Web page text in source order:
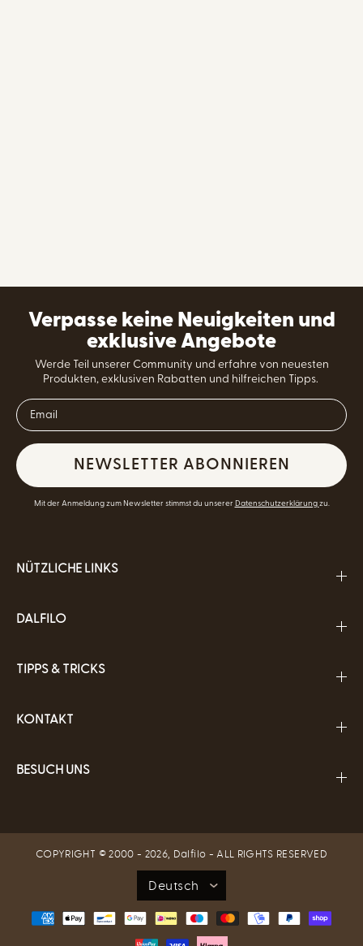
Verpasse keine Neuigkeiten und
exklusive Angebote
Werde Teil unserer Community und erfahre von neuesten
Produkten, exklusiven Rabatten und hilfreichen Tipps.
NEWSLETTER ABONNIEREN
Mit der Anmeldung zum Newsletter stimmst du unserer Datenschutzerklärungzu.
NÜTZLICHE LINKS
DALFILO
TIPPS & TRICKS
KONTAKT
BESUCH UNS
COPYRIGHT © 2000 - 2026, Dalfilo - ALL RIGHTS RESERVED